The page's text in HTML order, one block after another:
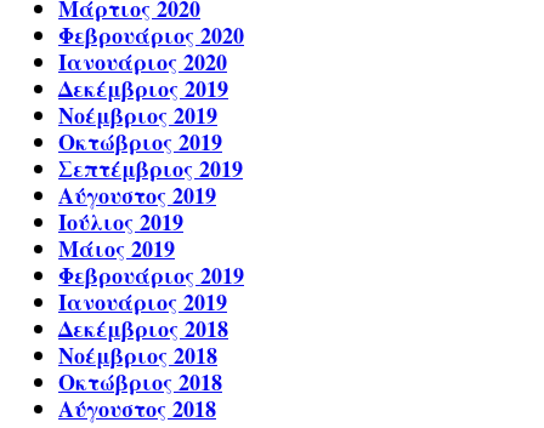
Μάρτιος 2020
Φεβρουάριος 2020
Ιανουάριος 2020
Δεκέμβριος 2019
Νοέμβριος 2019
Οκτώβριος 2019
Σεπτέμβριος 2019
Αύγουστος 2019
Ιούλιος 2019
Μάιος 2019
Φεβρουάριος 2019
Ιανουάριος 2019
Δεκέμβριος 2018
Νοέμβριος 2018
Οκτώβριος 2018
Αύγουστος 2018